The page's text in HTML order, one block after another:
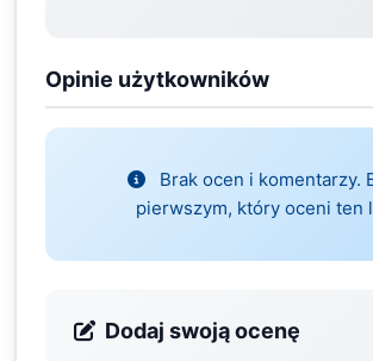
Opinie użytkowników
Brak ocen i komentarzy.
pierwszym, który oceni ten
Dodaj swoją ocenę